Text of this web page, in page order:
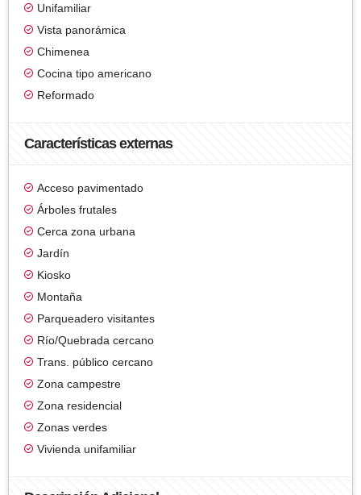
Unifamiliar
Vista panorámica
Chimenea
Cocina tipo americano
Reformado
Características externas
Acceso pavimentado
Árboles frutales
Cerca zona urbana
Jardín
Kiosko
Montaña
Parqueadero visitantes
Río/Quebrada cercano
Trans. público cercano
Zona campestre
Zona residencial
Zonas verdes
Vivienda unifamiliar